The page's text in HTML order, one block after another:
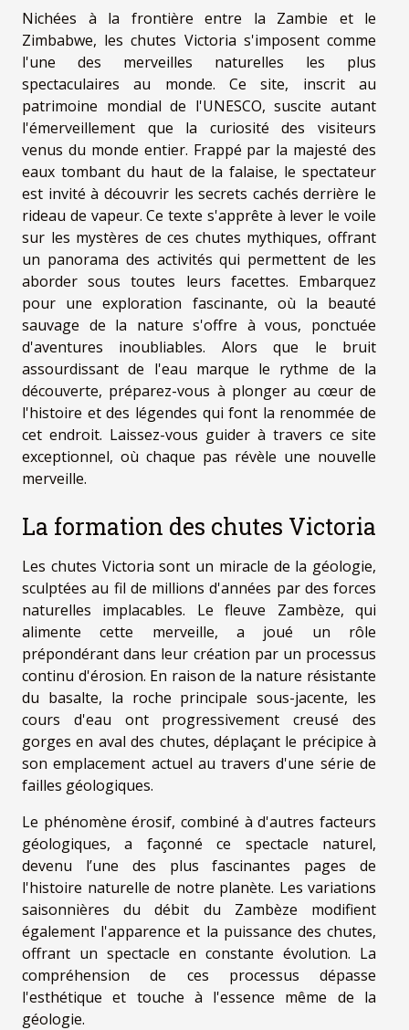
Nichées à la frontière entre la Zambie et le
Zimbabwe, les chutes Victoria s'imposent comme
l'une des merveilles naturelles les plus
spectaculaires au monde. Ce site, inscrit au
patrimoine mondial de l'UNESCO, suscite autant
l'émerveillement que la curiosité des visiteurs
venus du monde entier. Frappé par la majesté des
eaux tombant du haut de la falaise, le spectateur
est invité à découvrir les secrets cachés derrière le
rideau de vapeur. Ce texte s'apprête à lever le voile
sur les mystères de ces chutes mythiques, offrant
un panorama des activités qui permettent de les
aborder sous toutes leurs facettes. Embarquez
pour une exploration fascinante, où la beauté
sauvage de la nature s'offre à vous, ponctuée
d'aventures inoubliables. Alors que le bruit
assourdissant de l'eau marque le rythme de la
découverte, préparez-vous à plonger au cœur de
l'histoire et des légendes qui font la renommée de
cet endroit. Laissez-vous guider à travers ce site
exceptionnel, où chaque pas révèle une nouvelle
merveille.
La formation des chutes Victoria
Les chutes Victoria sont un miracle de la géologie,
sculptées au fil de millions d'années par des forces
naturelles implacables. Le fleuve Zambèze, qui
alimente cette merveille, a joué un rôle
prépondérant dans leur création par un processus
continu d'érosion. En raison de la nature résistante
du basalte, la roche principale sous-jacente, les
cours d'eau ont progressivement creusé des
gorges en aval des chutes, déplaçant le précipice à
son emplacement actuel au travers d'une série de
failles géologiques.
Le phénomène érosif, combiné à d'autres facteurs
géologiques, a façonné ce spectacle naturel,
devenu l’une des plus fascinantes pages de
l'histoire naturelle de notre planète. Les variations
saisonnières du débit du Zambèze modifient
également l'apparence et la puissance des chutes,
offrant un spectacle en constante évolution. La
compréhension de ces processus dépasse
l'esthétique et touche à l'essence même de la
géologie.